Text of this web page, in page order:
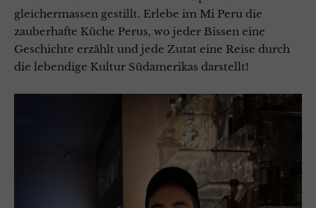
gleichermassen gestillt. Erlebe im Mi Peru die
zauberhafte Küche Perus, wo jeder Bissen eine
Geschichte erzählt und jede Zutat eine Reise durch
die lebendige Kultur Südamerikas darstellt!